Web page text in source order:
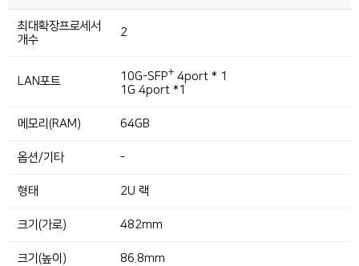
최대확장프로세서
개수
2
LAN포트 10G-SFP+ 4port * 1
1G 4port *1
메모리(RAM) 64GB
옵션/기타 -
형태 2U 랙
크기(가로) 482mm
크기(높이) 86.8mm